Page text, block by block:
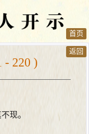
返回
首页
- 220 )
现。